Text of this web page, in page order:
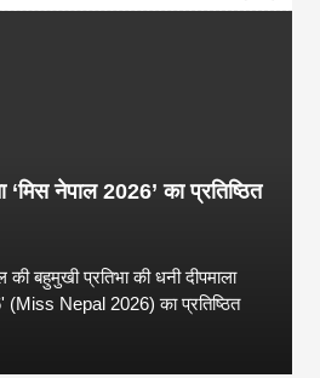
‘मिस नेपाल 2026’ का प्रतिष्ठित
बहुमुखी प्रतिभा की धनी दीपमाला
Nepal 2026) का प्रतिष्ठित